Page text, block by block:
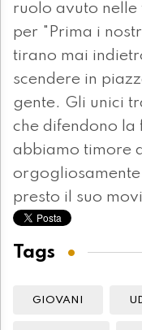
ruolo avuto
per "Prima i
tirano mai
scendere in
gente. Gli unici
che difendono la
abbiamo timore
presto il suo
Tags
GIOVANI